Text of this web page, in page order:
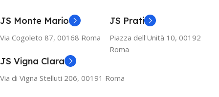
JS Monte Mario
Via Cogoleto 87, 00168 Roma
JS Prati
Piazza dell'Unità 10, 00192
Roma
JS Vigna Clara
Via di Vigna Stelluti 206, 00191 Roma